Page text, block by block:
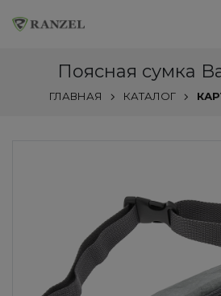
Поясная сумка
ГЛАВНАЯ КАТАЛОГ